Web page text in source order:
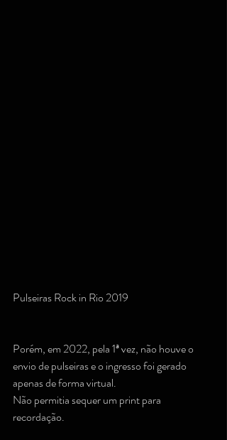
Pulseiras Rock in Rio 2019
Porém, em 2022, pela 1ª vez, não houve o
envio de pulseiras e o ingresso foi gerado
apenas de forma virtual.
Não permitia sequer um print para
recordação.